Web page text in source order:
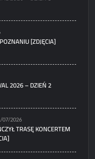
[ZDJĘCIA]
2026 – DZIEŃ 2
07/2026
TRASĘ KONCERTEM